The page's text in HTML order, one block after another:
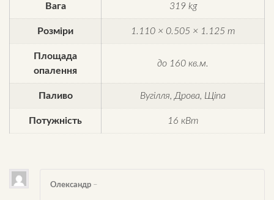
Вага 319 kg
Розміри 1.110 × 0.505 × 1.125 m
Площада
опалення
до 160 кв.м.
Паливо Вугілля, Дрова, Щіпа
Потужність 16 кВт
Олександр –